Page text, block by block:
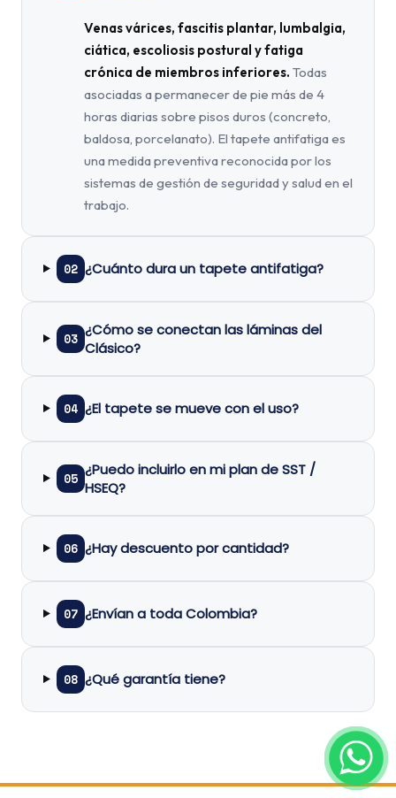
Venas várices, fascitis plantar, lumbalgia,
ciática, escoliosis postural y fatiga
crónica de miembros inferiores. Todas
asociadas a permanecer de pie más de 4
horas diarias sobre pisos duros (concreto,
baldosa, porcelanato). El tapete antifatiga es
una medida preventiva reconocida por los
sistemas de gestión de seguridad y salud en el
trabajo.
02 ¿Cuánto dura un tapete antifatiga?
03 ¿Cómo se conectan las láminas del
Clásico?
04 ¿El tapete se mueve con el uso?
05 ¿Puedo incluirlo en mi plan de SST /
HSEQ?
06 ¿Hay descuento por cantidad?
07 ¿Envían a toda Colombia?
08 ¿Qué garantía tiene?